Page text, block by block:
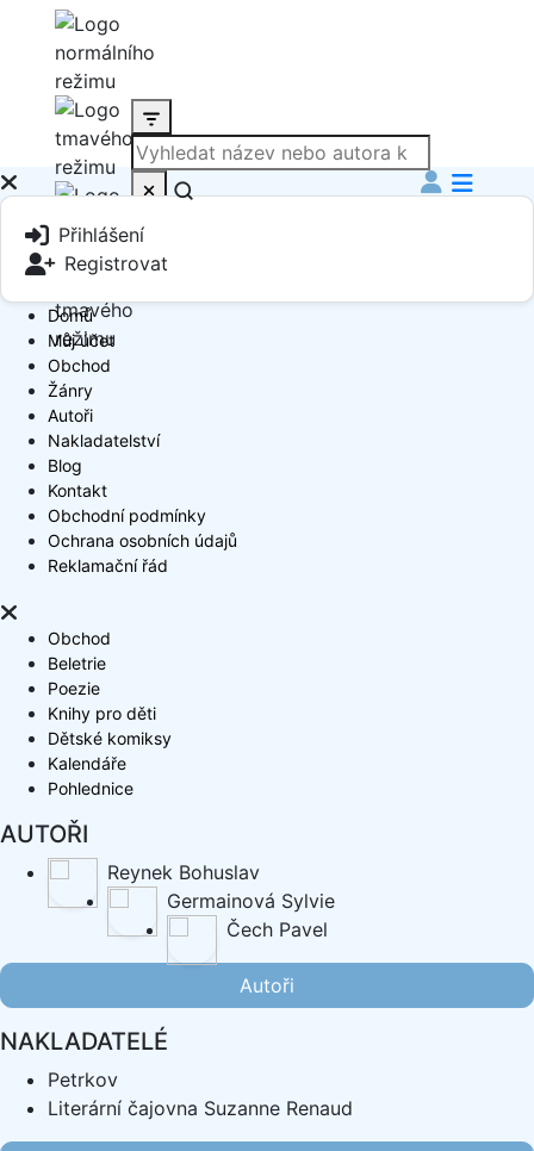
Produkt
Book Author
Přihlášení
Registrovat
Domů
Můj účet
Obchod
Žánry
Autoři
Nakladatelství
Blog
Kontakt
Obchodní podmínky
Ochrana osobních údajů
Reklamační řád
Obchod
Beletrie
Poezie
Knihy pro děti
Dětské komiksy
Kalendáře
Pohlednice
AUTOŘI
Reynek Bohuslav
Germainová Sylvie
Čech Pavel
Autoři
NAKLADATELÉ
Petrkov
Literární čajovna Suzanne Renaud